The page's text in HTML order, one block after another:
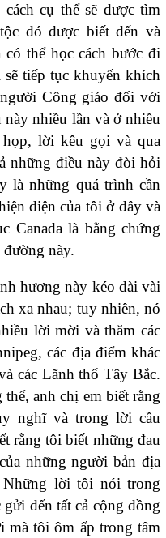
cụ thể sẽ được tìm
đó được biết đến và
thể học cách bước đi
tiếp tục khuyến khích
Công giáo đối với
nhiều lần và ở nhiều
họp, lời kêu gọi và qua
những điều này đòi hỏi
là những quá trình cần
diện của tôi ở đây và
Canada là bằng chứng
này.
hương này kéo dài vài
xa nhau; tuy nhiên, nó
lời mời và thăm các
các địa điểm khác
các Lãnh thổ Tây Bắc.
anh chị em biết rằng
nghĩ và trong lời cầu
rằng tôi biết những đau
những người bản địa
Những lời tôi nói trong
đến tất cả cộng đồng
mà tôi ôm ấp trong tâm